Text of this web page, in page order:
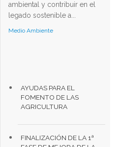
ambiental y contribuir en el
legado sostenible a...
Medio Ambiente
AYUDAS PARA EL
FOMENTO DE LAS
AGRICULTURA
FINALIZACIÓN DE LA 1ª